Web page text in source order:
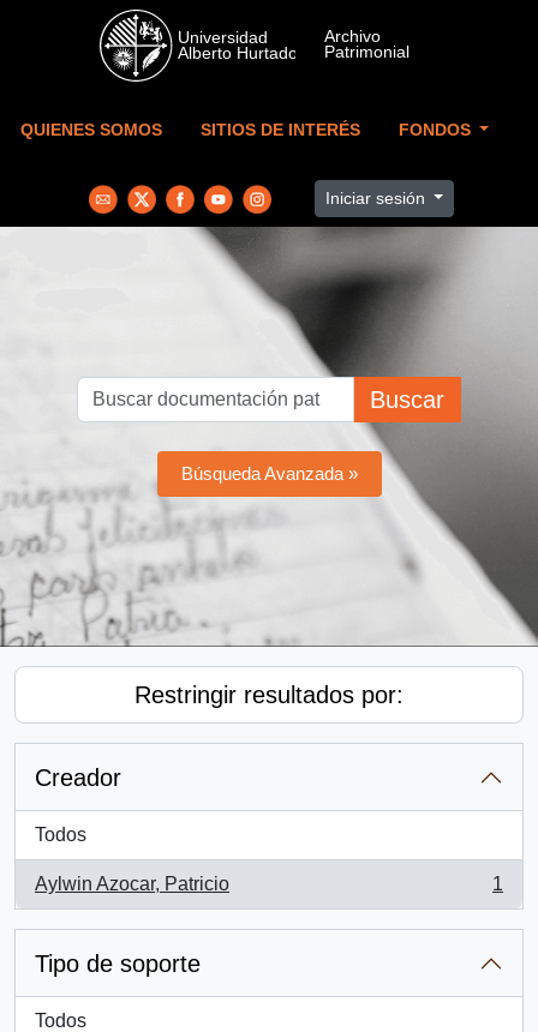
Skip to main content
QUIENES SOMOS SITIOS DE INTERÉS FONDOS
Iniciar sesión
Buscar
Búsqueda Avanzada »
Restringir resultados por:
Creador
Todos
Aylwin Azocar, Patricio
, 1 resultados
1
Tipo de soporte
Todos